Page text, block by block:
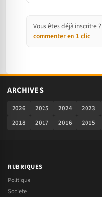
Vous êtes déjà inscrit·e ?
commenter en 1 clic
ARCHIVES
2026 2025 2024 2023
2018
2017 2016 2015
RUBRIQUES
Politique
Societe